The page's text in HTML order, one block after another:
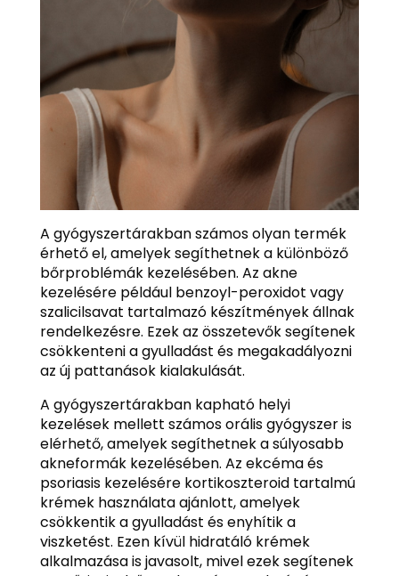
A gyógyszertárakban számos olyan termék
érhető el, amelyek segíthetnek a különböző
bőrproblémák kezelésében. Az akne
kezelésére például benzoyl-peroxidot vagy
szalicilsavat tartalmazó készítmények állnak
rendelkezésre. Ezek az összetevők segítenek
csökkenteni a gyulladást és megakadályozni
az új pattanások kialakulását.
A gyógyszertárakban kapható helyi
kezelések mellett számos orális gyógyszer is
elérhető, amelyek segíthetnek a súlyosabb
akneformák kezelésében. Az ekcéma és
psoriasis kezelésére kortikoszteroid tartalmú
krémek használata ajánlott, amelyek
csökkentik a gyulladást és enyhítik a
viszketést. Ezen kívül hidratáló krémek
alkalmazása is javasolt, mivel ezek segítenek